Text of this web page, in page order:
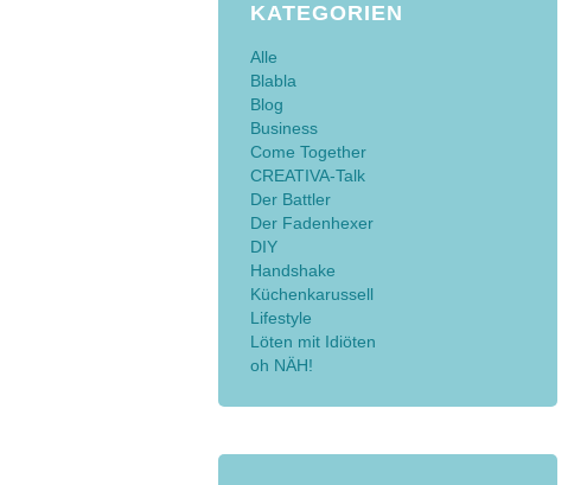
KATEGORIEN
Alle
Blabla
Blog
Business
Come Together
CREATIVA-Talk
Der Battler
Der Fadenhexer
DIY
Handshake
Küchenkarussell
Lifestyle
Löten mit Idiöten
oh NÄH!